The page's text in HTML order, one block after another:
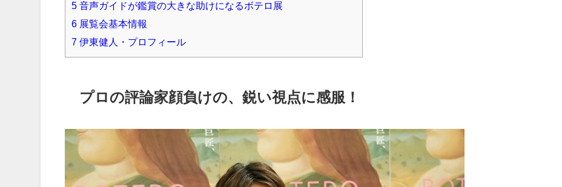
5 音声ガイドが鑑賞の大きな助けになるボテロ展
6 展覧会基本情報
7 伊東健人・プロフィール
プロの評論家顔負けの、鋭い視点に感服！